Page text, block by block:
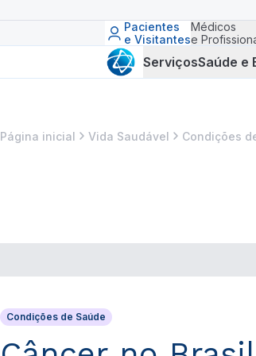
Pacientes
e Visitantes
Médicos
e
ServiçosSaúde e
Página inicial Vida Saudável Condições
Condições de Saúde